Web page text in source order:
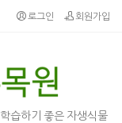
로그인 회원가입
습하기 좋은 자생식물